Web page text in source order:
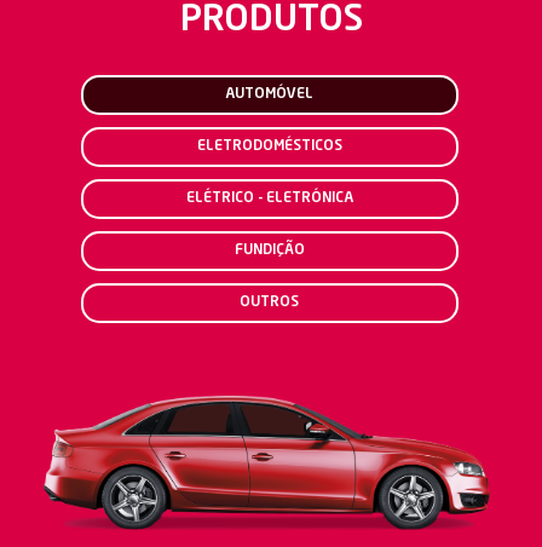
PRODUTOS
AUTOMÓVEL
ELETRODOMÉSTICOS
ELÉTRICO - ELETRÓNICA
FUNDIÇÃO
OUTROS